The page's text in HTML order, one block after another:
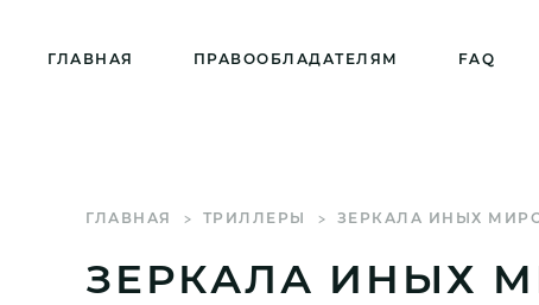
ГЛАВНАЯ ПРАВООБЛАДАТЕЛЯМ FAQ
ГЛАВНАЯ ТРИЛЛЕРЫ ЗЕРКАЛА ИНЫХ
ЗЕРКАЛА ИНЫХ